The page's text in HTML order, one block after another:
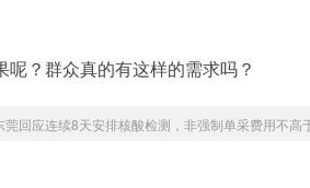
？群众真的有这样的需求吗？
莞回应连续8天安排核酸检测，非强制单采费用不高